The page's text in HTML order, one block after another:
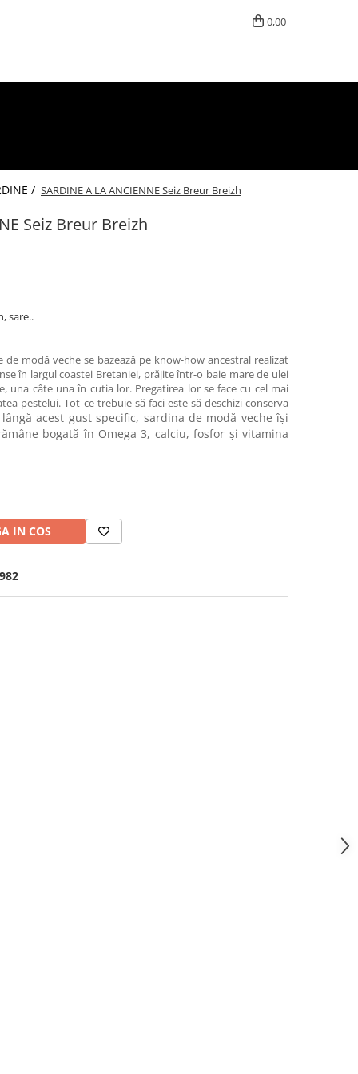
0,00
/ SARDINE A LA ANCIENNE Seiz Breur Breizh
Seiz Breur Breizh
sare..
modă veche se bazează pe know-how ancestral realizat
în largul coastei Bretaniei, prăjite într-o baie mare de ulei
una câte una în cutia lor. Pregatirea lor se face cu cel mai
pestelui. Tot ce trebuie să faci este să deschizi conserva
lângă acest gust specific, sardina de modă veche își
bogată în Omega 3, calciu, fosfor și vitamina
IN COS